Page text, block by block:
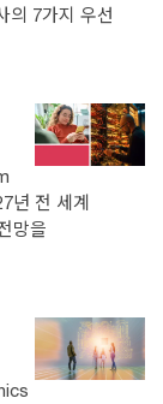
의 7가지 우선
년 전 세계
망을